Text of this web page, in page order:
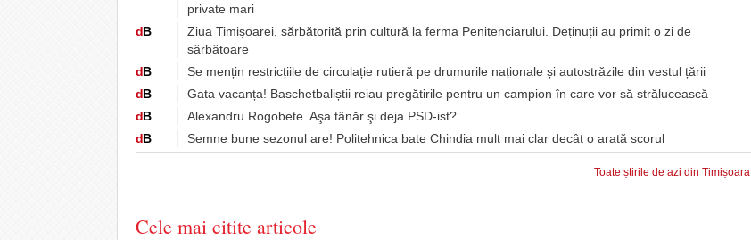
private mari
dB
Ziua Timișoarei, sărbătorită prin cultură la ferma Penitenciarului. Deținuții au primit o zi de
sărbătoare
dB
Se mențin restricțiile de circulație rutieră pe drumurile naționale și autostrăzile din vestul țării
dB
Gata vacanța! Baschetbaliștii reiau pregătirile pentru un campion în care vor să strălucească
dB
Alexandru Rogobete. Aşa tânăr şi deja PSD-ist?
dB Semne bune sezonul are! Politehnica bate Chindia mult mai clar decât o arată scorul
Toate știrile de azi din Timișoara
Cele mai citite articole